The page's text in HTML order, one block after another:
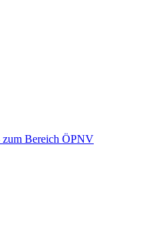
zum Bereich ÖPNV